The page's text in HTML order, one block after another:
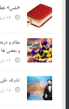
«نفس»
و بعضي ها
تشرف علي